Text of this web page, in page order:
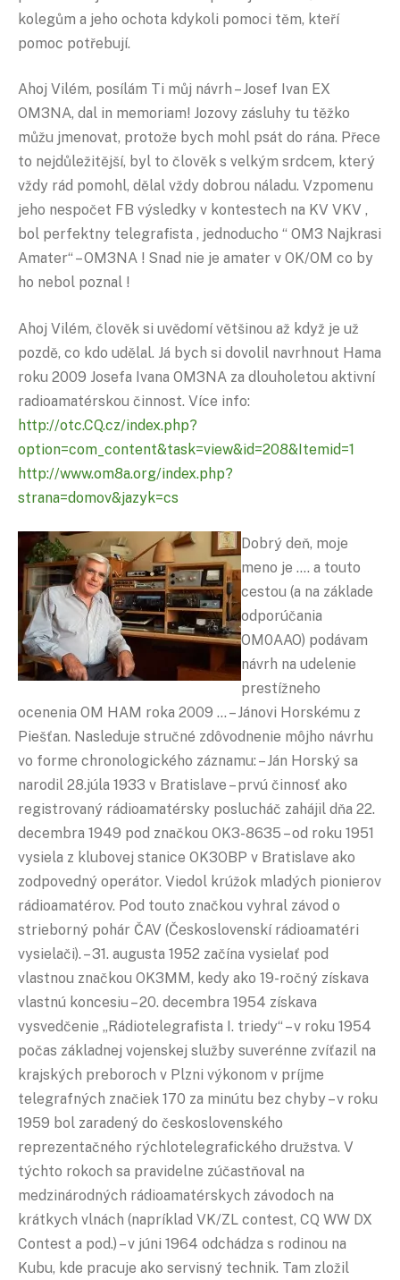
kolegům a jeho ochota kdykoli pomoci těm, kteří
pomoc potřebují.
Ahoj Vilém, posílám Ti můj návrh – Josef Ivan EX
OM3NA, dal in memoriam! Jozovy zásluhy tu těžko
můžu jmenovat, protože bych mohl psát do rána. Přece
to nejdůležitější, byl to člověk s velkým srdcem, který
vždy rád pomohl, dělal vždy dobrou náladu. Vzpomenu
jeho nespočet FB výsledky v kontestech na KV VKV ,
bol perfektny telegrafista , jednoducho “ OM3 Najkrasi
Amater“ – OM3NA ! Snad nie je amater v OK/OM co by
ho nebol poznal !
Ahoj Vilém, člověk si uvědomí většinou až když je už
pozdě, co kdo udělal. Já bych si dovolil navrhnout Hama
roku 2009 Josefa Ivana OM3NA za dlouholetou aktivní
radioamatérskou činnost. Více info:
http://otc.CQ.cz/index.php?
option=com_content&task=view&id=208&Itemid=1
http://www.om8a.org/index.php?
strana=domov&jazyk=cs
Dobrý deň, moje
meno je …. a touto
cestou (a na základe
odporúčania
OM0AAO) podávam
návrh na udelenie
prestížneho
ocenenia OM HAM roka 2009 … – Jánovi Horskému z
Piešťan. Nasleduje stručné zdôvodnenie môjho návrhu
vo forme chronologického záznamu: – Ján Horský sa
narodil 28.júla 1933 v Bratislave – prvú činnosť ako
registrovaný rádioamatérsky poslucháč zahájil dňa 22.
decembra 1949 pod značkou OK3-8635 – od roku 1951
vysiela z klubovej stanice OK3OBP v Bratislave ako
zodpovedný operátor. Viedol krúžok mladých pionierov
rádioamatérov. Pod touto značkou vyhral závod o
strieborný pohár ČAV (Československí rádioamatéri
vysielači). – 31. augusta 1952 začína vysielať pod
vlastnou značkou OK3MM, kedy ako 19-ročný získava
vlastnú koncesiu – 20. decembra 1954 získava
vysvedčenie „Rádiotelegrafista I. triedy“ – v roku 1954
počas základnej vojenskej služby suverénne zvíťazil na
krajských preboroch v Plzni výkonom v príjme
telegrafných značiek 170 za minútu bez chyby – v roku
1959 bol zaradený do československého
reprezentačného rýchlotelegrafického družstva. V
týchto rokoch sa pravidelne zúčastňoval na
medzinárodných rádioamatérskych závodoch na
krátkych vlnách (napríklad VK/ZL contest, CQ WW DX
Contest a pod.) – v júni 1964 odchádza s rodinou na
Kubu, kde pracuje ako servisný technik. Tam zložil